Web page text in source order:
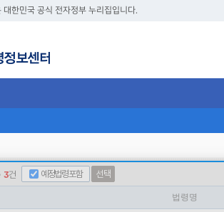
대한민국 공식 전자정부 누리집입니다.
3건 예정법령포함 선택
법령명